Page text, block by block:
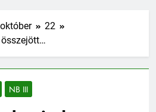
október
22
NB III